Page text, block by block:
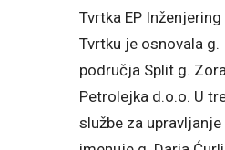
Tvrtka EP
Tvrtku je osnovala
područja Split g.
Petrolejka d.o.o. U
službe za